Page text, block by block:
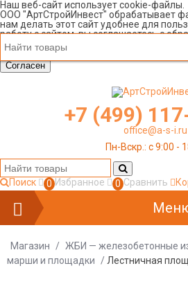
Наш веб-сайт использует cookie-файлы.
ООО "АртСтройИнвест" обрабатывает
нам делать этот сайт удобнее для
работу с сайтом, вы соглашаетесь с
соответствии с нашей
персональных данных
Согласен
+7 (499)
office@a-s-i.ru
Пн-Вскр.: c 9:00 -
Поиск 0 Избранное 0 Сравнить
Магазин / ЖБИ — железобетонные
марши и площадки
/ Лестничная